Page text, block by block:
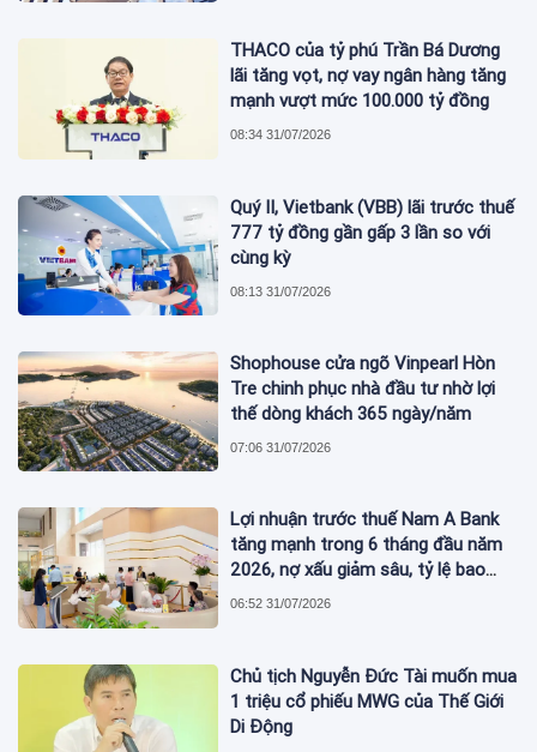
THACO của tỷ phú Trần Bá Dương
lãi tăng vọt, nợ vay ngân hàng tăng
mạnh vượt mức 100.000 tỷ đồng
08:34 31/07/2026
Quý II, Vietbank (VBB) lãi trước thuế
777 tỷ đồng gần gấp 3 lần so với
cùng kỳ
08:13 31/07/2026
Shophouse cửa ngõ Vinpearl Hòn
Tre chinh phục nhà đầu tư nhờ lợi
thế dòng khách 365 ngày/năm
07:06 31/07/2026
Lợi nhuận trước thuế Nam A Bank
tăng mạnh trong 6 tháng đầu năm
2026, nợ xấu giảm sâu, tỷ lệ bao
phủ nợ xấu tăng vượt trội
06:52 31/07/2026
Chủ tịch Nguyễn Đức Tài muốn mua
1 triệu cổ phiếu MWG của Thế Giới
Di Động